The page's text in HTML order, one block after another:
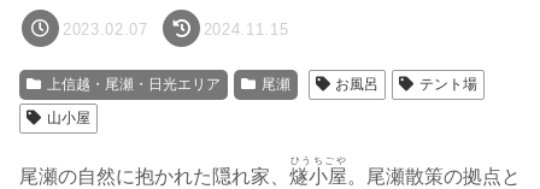
2023.02.07 2024.11.15
上信越・尾瀬・日光エリア 尾瀬 お風呂
テント場
山小屋
尾瀬の自然に抱かれた隠れ家、 燧小屋
ひうちごや
。尾瀬散策の拠点と